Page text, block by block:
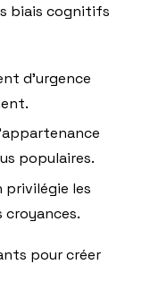
biais cognitifs
d'urgence
populaires.
privilégie les
pour créer